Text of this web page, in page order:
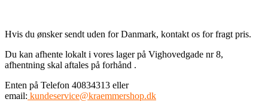
Hvis du ønsker sendt uden for Danmark, kontakt os for fragt pris.
Du kan afhente lokalt i vores lager på Vighovedgade nr 8,
afhentning skal aftales på forhånd .
Enten på Telefon 40834313 eller
email: kundeservice@kraemmershop.dk